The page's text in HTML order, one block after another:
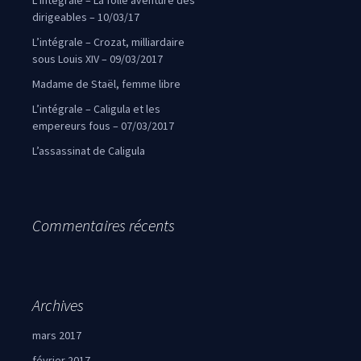
dirigeables – 10/03/17
L’intégrale – Crozat, milliardaire
sous Louis XIV – 09/03/2017
Madame de Staël, femme libre
L’intégrale – Caligula et les
empereurs fous – 07/03/2017
L’assassinat de Caligula
Commentaires récents
Archives
mars 2017